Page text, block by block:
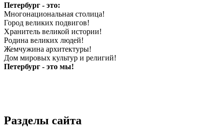
Петербург - это:
Многонациональная столица!
Город великих подвигов!
Хранитель великой истории!
Родина великих людей!
Жемчужина архитектуры!
Дом мировых культур и религий!
Петербург - это мы!
Разделы сайта